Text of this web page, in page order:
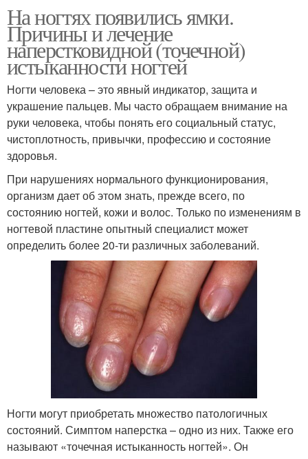
На ногтях появились ямки.
Причины и лечение
наперстковидной (точечной)
истыканности ногтей
Ногти человека – это явный индикатор, защита и
украшение пальцев. Мы часто обращаем внимание на
руки человека, чтобы понять его социальный статус,
чистоплотность, привычки, профессию и состояние
здоровья.
При нарушениях нормального функционирования,
организм дает об этом знать, прежде всего, по
состоянию ногтей, кожи и волос. Только по изменениям в
ногтевой пластине опытный специалист может
определить более 20-ти различных заболеваний.
Ногти могут приобретать множество патологичных
состояний. Симптом наперстка – одно из них. Также его
называют «точечная истыканность ногтей». Он